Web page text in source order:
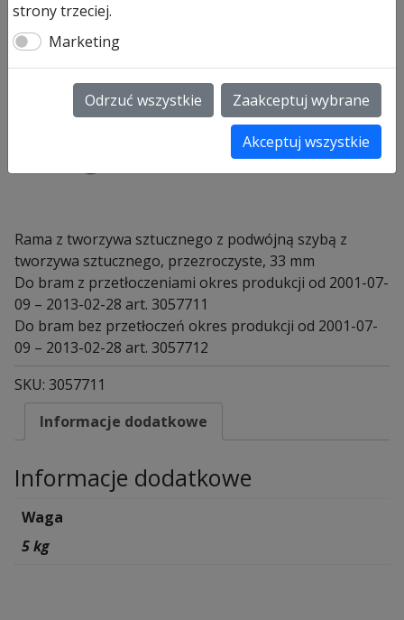
Rama z tworzywa sztucznego z podwójną szybą z
tworzywa sztucznego, przezroczyste, 33 mm
Do bram z przetłoczeniami okres produkcji od 2001-07-
09 – 2013-02-28 art. 3057711
Do bram bez przetłoczeń okres produkcji od 2001-07-
09 – 2013-02-28 art. 3057712
SKU: 3057711
Informacje dodatkowe
Informacje dodatkowe
Waga
5 kg
strony trzeciej.
Marketing
Odrzuć wszystkie Zaakceptuj wybrane
Akceptuj wszystkie